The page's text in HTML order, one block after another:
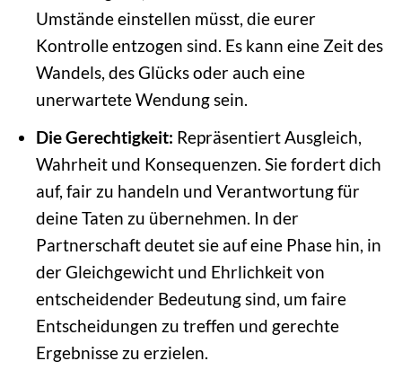
Umstände einstellen müsst, die eurer
Kontrolle entzogen sind. Es kann eine Zeit des
Wandels, des Glücks oder auch eine
unerwartete Wendung sein.
Die Gerechtigkeit: Repräsentiert Ausgleich,
Wahrheit und Konsequenzen. Sie fordert dich
auf, fair zu handeln und Verantwortung für
deine Taten zu übernehmen. In der
Partnerschaft deutet sie auf eine Phase hin, in
der Gleichgewicht und Ehrlichkeit von
entscheidender Bedeutung sind, um faire
Entscheidungen zu treffen und gerechte
Ergebnisse zu erzielen.